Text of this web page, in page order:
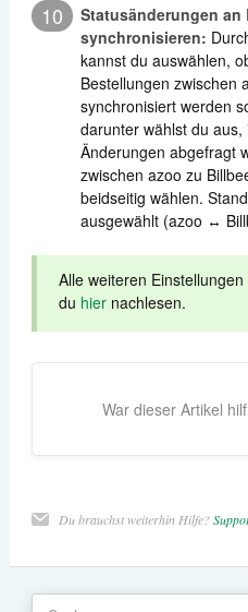
10
Statusänderungen an
synchronisieren:
kannst du auswählen,
Bestellungen zwischen
synchronisiert werden
darunter wählst du
Änderungen abgefragt
zwischen azoo zu
beidseitig wählen.
ausgewählt (azoo ↔
Alle weiteren
du hiernachlesen.
War dieser Artikel
Du brauchst weiterhin Hilfe?